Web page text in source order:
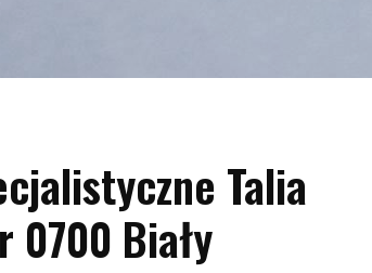
Talia
0700 Biały